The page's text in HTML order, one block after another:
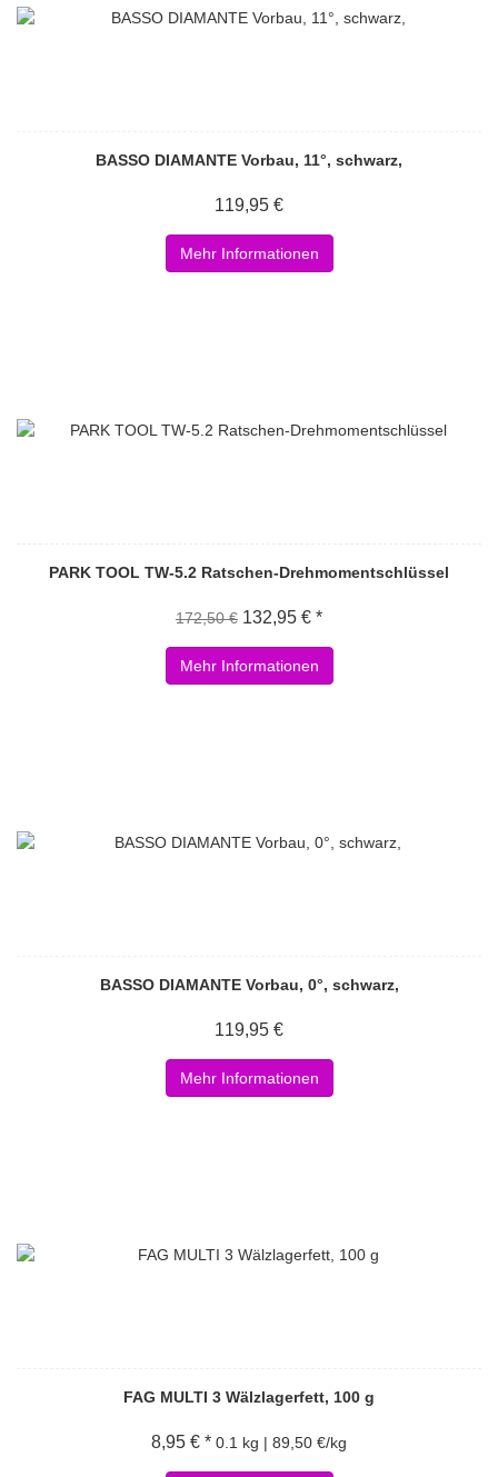
BASSO DIAMANTE Vorbau, 11°, schwarz,
119,95 €
Mehr Informationen
PARK TOOL TW-5.2 Ratschen-Drehmomentschlüssel
172,50 € 132,95 € *
Mehr Informationen
BASSO DIAMANTE Vorbau, 0°, schwarz,
119,95 €
Mehr Informationen
FAG MULTI 3 Wälzlagerfett, 100 g
8,95 € * 0.1 kg | 89,50 €/kg